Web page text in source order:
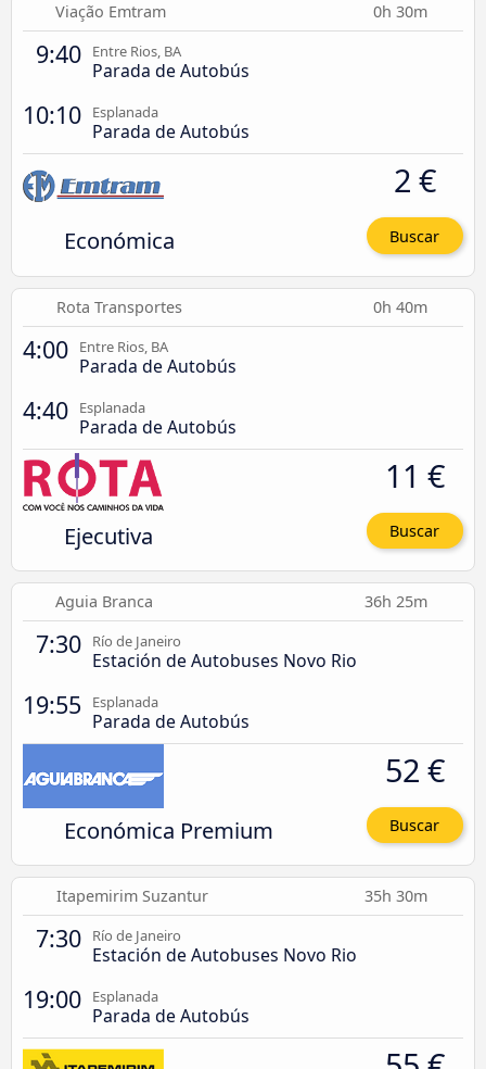
Viação Emtram 0h 30m
9:40 Entre Rios, BA
Parada de Autobús
10:10 Esplanada
Parada de Autobús
Económica
2 €
Buscar
Rota Transportes 0h 40m
4:00 Entre Rios, BA
Parada de Autobús
4:40 Esplanada
Parada de Autobús
Ejecutiva
11 €
Buscar
Aguia Branca 36h 25m
7:30 Río de Janeiro
Estación de Autobuses Novo Rio
19:55 Esplanada
Parada de Autobús
Económica Premium
52 €
Buscar
Itapemirim Suzantur 35h 30m
7:30 Río de Janeiro
Estación de Autobuses Novo Rio
19:00 Esplanada
Parada de Autobús